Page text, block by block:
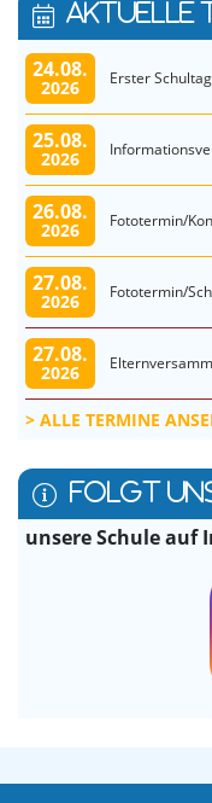
AKTUELLE
24.08.
2026 Erster
25.08.
2026
26.08.
2026 Fototermin/
27.08.
2026 Fototermin/
27.08.
2026
ALLE TERMINE
FOLGT UNS
unsere Schule auf